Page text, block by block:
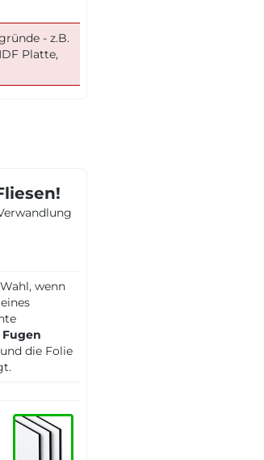
- z.B.
Platte,
wenn
eines
Fugen
die Folie